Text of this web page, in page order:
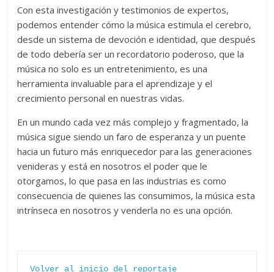
Con esta investigación y testimonios de expertos,
podemos entender cómo la música estimula el cerebro,
desde un sistema de devoción e identidad, que después
de todo debería ser un recordatorio poderoso, que la
música no solo es un entretenimiento, es una
herramienta invaluable para el aprendizaje y el
crecimiento personal en nuestras vidas.
En un mundo cada vez más complejo y fragmentado, la
música sigue siendo un faro de esperanza y un puente
hacia un futuro más enriquecedor para las generaciones
venideras y está en nosotros el poder que le
otorgamos, lo que pasa en las industrias es como
consecuencia de quienes las consumimos, la música esta
intrínseca en nosotros y venderla no es una opción.
Volver al inicio del reportaje